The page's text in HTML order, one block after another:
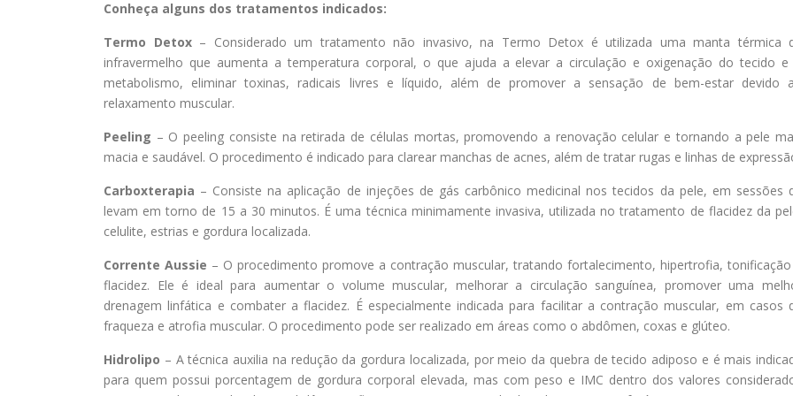
Conheça alguns dos tratamentos indicados:
Termo Detox– Considerado um tratamento não invasivo, na Termo Detox é utilizada uma manta térmica
infravermelho que aumenta a temperatura corporal, o que ajuda a elevar a circulação e oxigenação do tecido e
metabolismo, eliminar toxinas, radicais livres e líquido, além de promover a sensação de bem-estar devido
relaxamento muscular.
Peeling – O peeling consiste na retirada de células mortas, promovendo a renovação celular e tornando a pele
macia e saudável. O procedimento é indicado para clarear manchas de acnes, além de tratar rugas e linhas de
Carboxterapia – Consiste na aplicação de injeções de gás carbônico medicinal nos tecidos da pele, em sessões
levam em torno de 15 a 30 minutos. É uma técnica minimamente invasiva, utilizada no tratamento de flacidez da
celulite, estrias e gordura localizada.
Corrente Aussie – O procedimento promove a contração muscular, tratando fortalecimento, hipertrofia,
flacidez. Ele é ideal para aumentar o volume muscular, melhorar a circulação sanguínea, promover uma
drenagem linfática e combater a flacidez. É especialmente indicada para facilitar a contração muscular, em casos
fraqueza e atrofia muscular. O procedimento pode ser realizado em áreas como o abdômen, coxas e glúteo.
Hidrolipo – A técnica auxilia na redução da gordura localizada, por meio da quebra de tecido adiposo e é mais
para quem possui porcentagem de gordura corporal elevada, mas com peso e IMC dentro dos valores